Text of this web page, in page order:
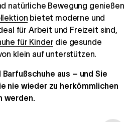
natürliche Bewegung genießen
bietet moderne und
für Arbeit und Freizeit sind,
für Kinder die gesunde
klein auf unterstützen.
Barfußschuhe aus – und Sie
nie wieder zu herkömmlichen
werden.